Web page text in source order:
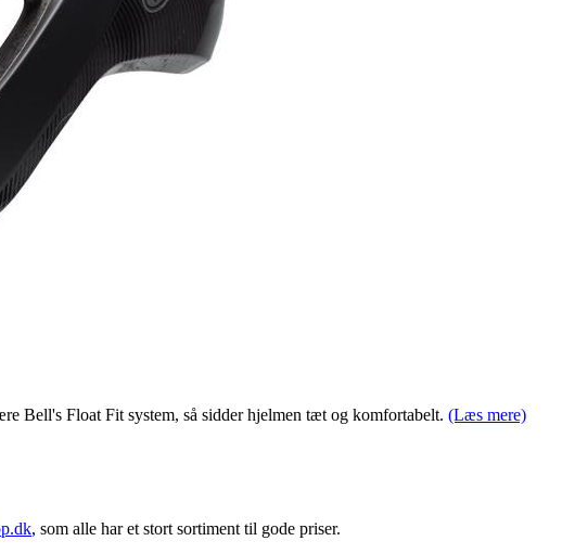
Bell's Float Fit system, så sidder hjelmen tæt og komfortabelt. (Læs mere)
, som alle har et stort sortiment til gode priser.